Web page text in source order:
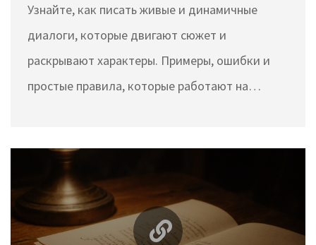
разрушают историю
Узнайте, как писать живые и динамичные
диалоги, которые двигают сюжет и
раскрывают характеры. Примеры, ошибки и
простые правила, которые работают на